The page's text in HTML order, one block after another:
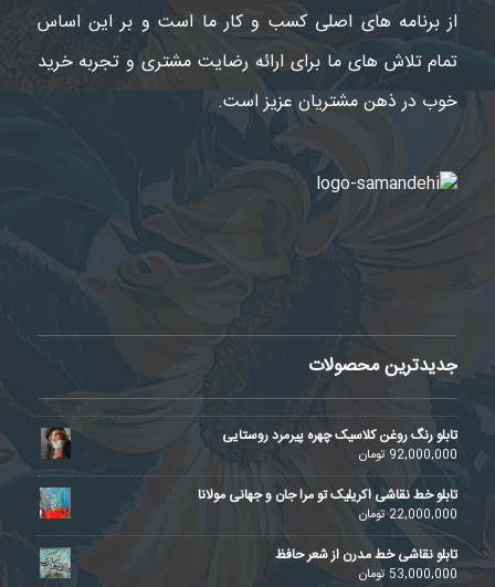
از برنامه های اصلی کسب و کار ما است و بر این اساس
تمام تلاش های ما برای ارائه رضایت مشتری و تجربه خرید
خوب در ذهن مشتریان عزیز است.
جدیدترین محصولات
تابلو رنگ روغن کلاسیک چهره پیرمرد روستایی
92,000,000 تومان
تابلو خط نقاشی اکریلیک تو مرا جان و جهانی مولانا
22,000,000تومان
تابلو نقاشی خط مدرن از شعر حافظ
53,000,000 تومان